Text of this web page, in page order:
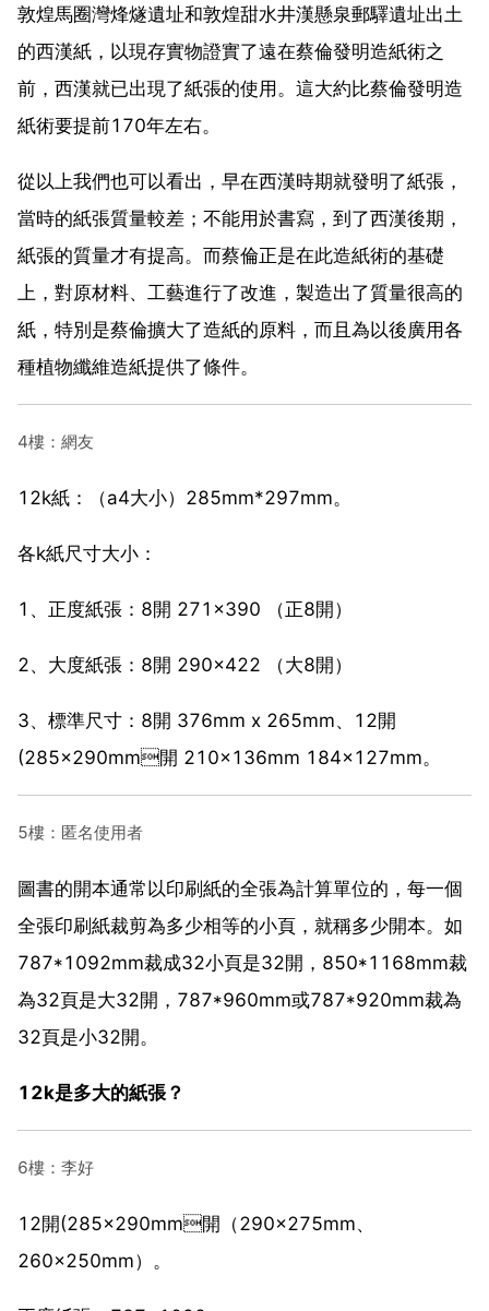
敦煌馬圈灣烽燧遺址和敦煌甜水井漢懸泉郵驛遺址出土
的西漢紙，以現存實物證實了遠在蔡倫發明造紙術之
前，西漢就已出現了紙張的使用。這大約比蔡倫發明造
紙術要提前170年左右。
從以上我們也可以看出，早在西漢時期就發明了紙張，
當時的紙張質量較差；不能用於書寫，到了西漢後期，
紙張的質量才有提高。而蔡倫正是在此造紙術的基礎
上，對原材料、工藝進行了改進，製造出了質量很高的
紙，特別是蔡倫擴大了造紙的原料，而且為以後廣用各
種植物纖維造紙提供了條件。
4樓：網友
12k紙：（a4大小）285mm*297mm。
各k紙尺寸大小：
1、正度紙張：8開 271×390 （正8開）
2、大度紙張：8開 290×422 （大8開）
3、標準尺寸：8開 376mm x 265mm、12開
(285×290mm開 210×136mm 184×127mm。
5樓：匿名使用者
圖書的開本通常以印刷紙的全張為計算單位的，每一個
全張印刷紙裁剪為多少相等的小頁，就稱多少開本。如
787*1092mm裁成32小頁是32開，850*1168mm裁
為32頁是大32開，787*960mm或787*920mm裁為
32頁是小32開。
12k是多大的紙張？
6樓：李好
12開(285×290mm開（290×275mm、
260×250mm）。